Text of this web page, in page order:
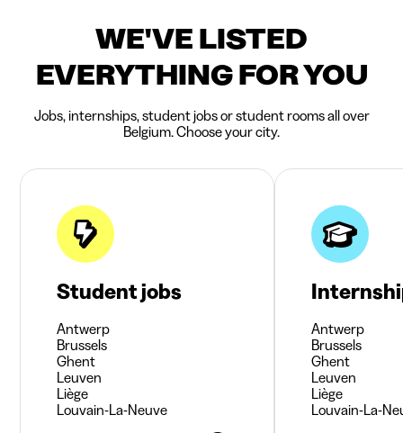
WE'VE LISTED
EVERYTHING FOR YOU
Jobs, internships, student jobs or student rooms all over
Belgium. Choose your city.
Student jobs
Antwerp
Brussels
Ghent
Leuven
Liège
Louvain-La-Neuve
Antwerp
Brussels
Ghent
Leuven
Liège
Louvain-La-